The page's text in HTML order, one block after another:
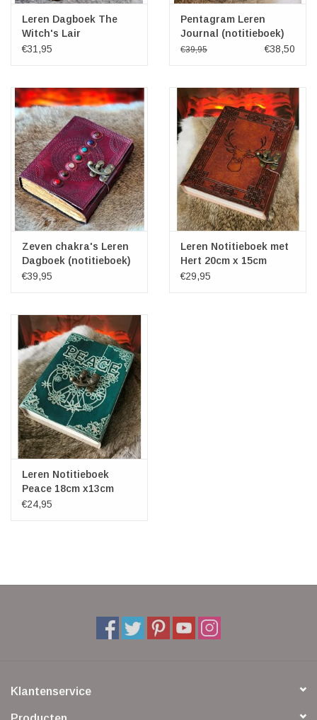
Leren Dagboek The
Witch's Lair
€31,95
Pentagram Leren
Journal (notitieboek)
€39,95 €38,50
Zeven chakra's Leren
Dagboek (notitieboek)
€39,95
Leren Notitieboek met
Hert 20cm x 15cm
€29,95
Leren Notitieboek
Peace 18cm x13cm
€24,95
Klantenservice